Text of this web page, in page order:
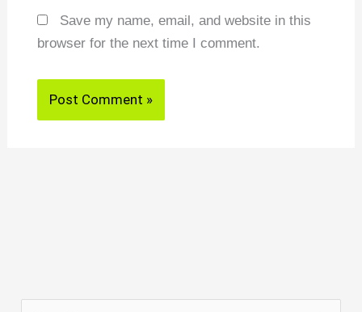
Save my name, email, and website in this
browser for the next time I comment.